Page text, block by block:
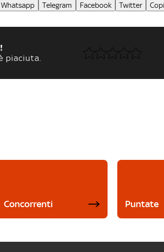
Whatsapp Telegram Facebook Twitter
piaciuta.
Concorrenti Puntate